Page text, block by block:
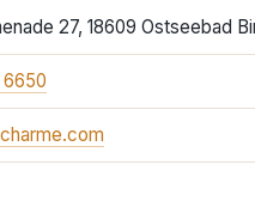
27, 18609 Ostseebad